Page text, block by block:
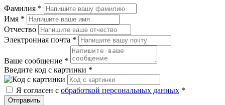
Фамилия *
Имя *
Отчество
Электронная почта *
Ваше сообщение *
Введите код с картинки *
Я согласен с обработкой персональных данных *
Отправить